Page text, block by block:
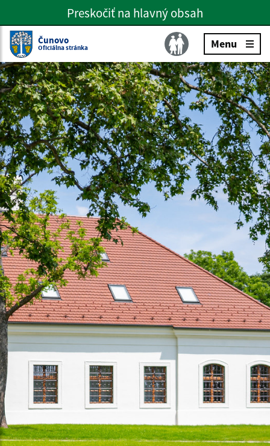
Preskočiť na hlavné menu
Preskočiť na hlavný obsah
Slovenčina
Čunovo
Oficiálna stránka Menu